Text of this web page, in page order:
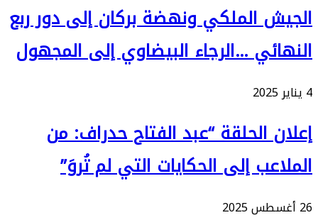
الجيش الملكي ونهضة بركان إلى دور ربع
النهائي …الرجاء البيضاوي إلى المجهول
4 يناير 2025
إعلان الحلقة “عبد الفتاح حدراف: من
الملاعب إلى الحكايات التي لم تُروَ”
26 أغسطس 2025